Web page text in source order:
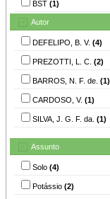
BST (1)
Autor
DEFELIPO, B. V. (4)
PREZOTTI, L. C. (2)
BARROS, N. F. de. (1)
CARDOSO, V. (1)
SILVA, J. G. F. da. (1)
Assunto
Solo (4)
Potássio (2)